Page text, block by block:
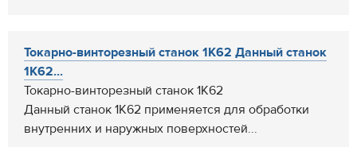
Токарно-винторезный станок 1К62 Данный станок
1К62...
Токарно-винторезный станок 1К62
Данный станок 1К62 применяется для обработки
внутренних и наружных поверхностей...